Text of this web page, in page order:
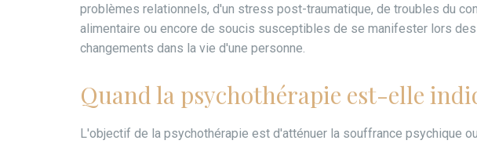
problèmes relationnels, d'un stress post-traumatique, de troubles du
alimentaire ou encore de soucis susceptibles de se manifester lors
changements dans la vie d'une personne.
Quand la psychothérapie est-elle
L'objectif de la psychothérapie est d'atténuer la souffrance psychique